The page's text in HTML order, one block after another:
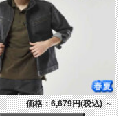
価格：6,679円(税込)～